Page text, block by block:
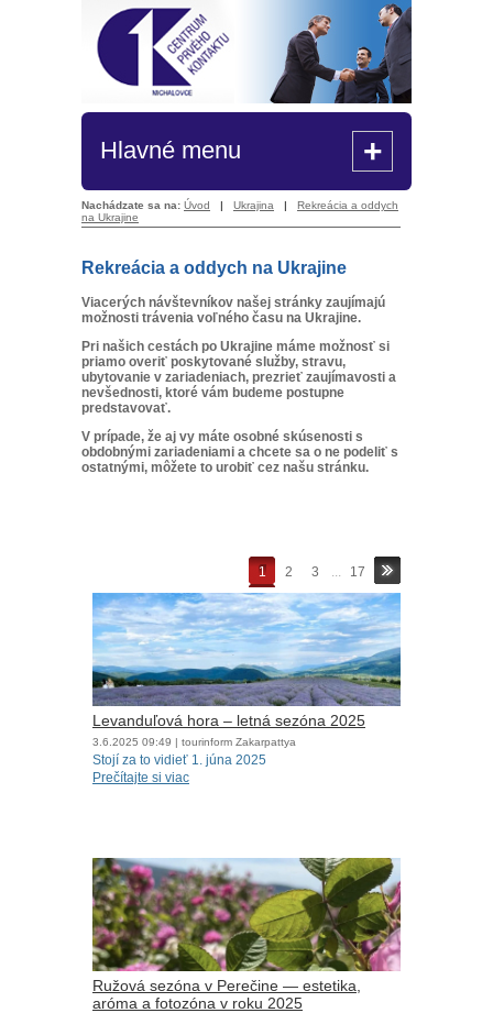
Hlavné menu +
Nachádzate sa na: Úvod | Ukrajina | Rekreácia a oddych
na Ukrajine
Rekreácia a oddych na Ukrajine
Viacerých návštevníkov našej stránky zaujímajú
možnosti trávenia voľného času na Ukrajine.
Pri našich cestách po Ukrajine máme možnosť si
priamo overiť poskytované služby, stravu,
ubytovanie v zariadeniach, prezrieť zaujímavosti a
nevšednosti, ktoré vám budeme postupne
predstavovať.
V prípade, že aj vy máte osobné skúsenosti s
obdobnými zariadeniami a chcete sa o ne podeliť s
ostatnými, môžete to urobiť cez našu stránku.
1 2 3 ... 17
Levanduľová hora – letná sezóna 2025
3.6.2025 09:49 | tourinform Zakarpattya
Stojí za to vidieť 1. júna 2025
Prečítajte si viac
Ružová sezóna v Perečine — estetika,
aróma a fotozóna v roku 2025